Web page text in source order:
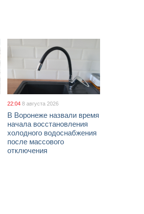
22:04 8 августа 2026
В Воронеже назвали время
начала восстановления
холодного водоснабжения
после массового
отключения